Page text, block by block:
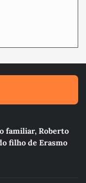
familiar, Roberto
filho de Erasmo